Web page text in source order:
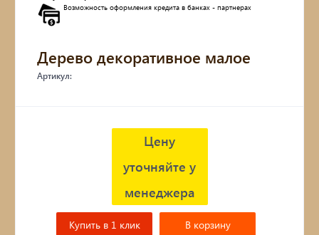
Возможность оформления кредита в банках - партнерах
Дерево декоративное малое
Артикул:
Цену
уточняйте у
менеджера
В корзину
Купить в 1 клик